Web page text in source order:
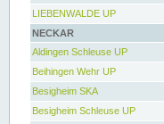
LIEBENWALDE UP
NECKAR
Aldingen Schleuse UP
Beihingen Wehr UP
Besigheim SKA
Besigheim Schleuse UP